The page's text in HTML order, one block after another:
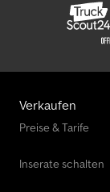
Verkaufen
Preise & Tarife
Inserate schalten